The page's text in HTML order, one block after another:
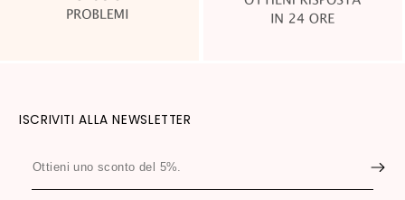
ISCRIVITI ALLA NEWSLETTER
Ottieni
uno